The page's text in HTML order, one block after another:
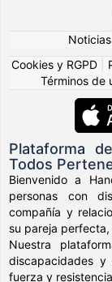
Noticias
Cookies y RGPD
Términos de
Plataforma
Todos
Bienvenido a
personas con
compañía y
su pareja
Nuestra
discapacidades y
fuerza y